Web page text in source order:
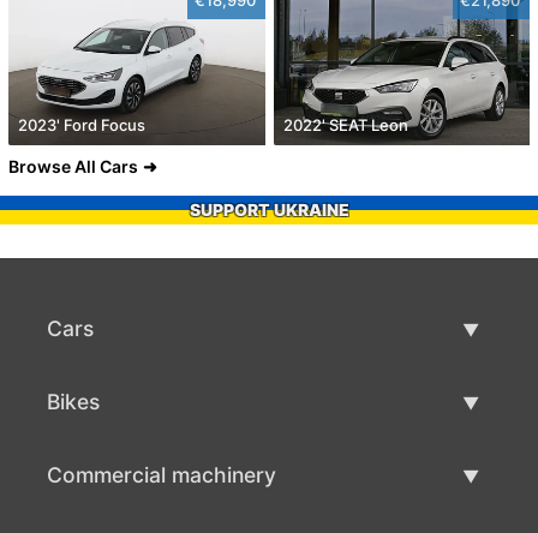
2023' Ford Focus 2022' SEAT Leon
Browse All Cars
SUPPORT UKRAINE
Cars
Bikes
Commercial machinery